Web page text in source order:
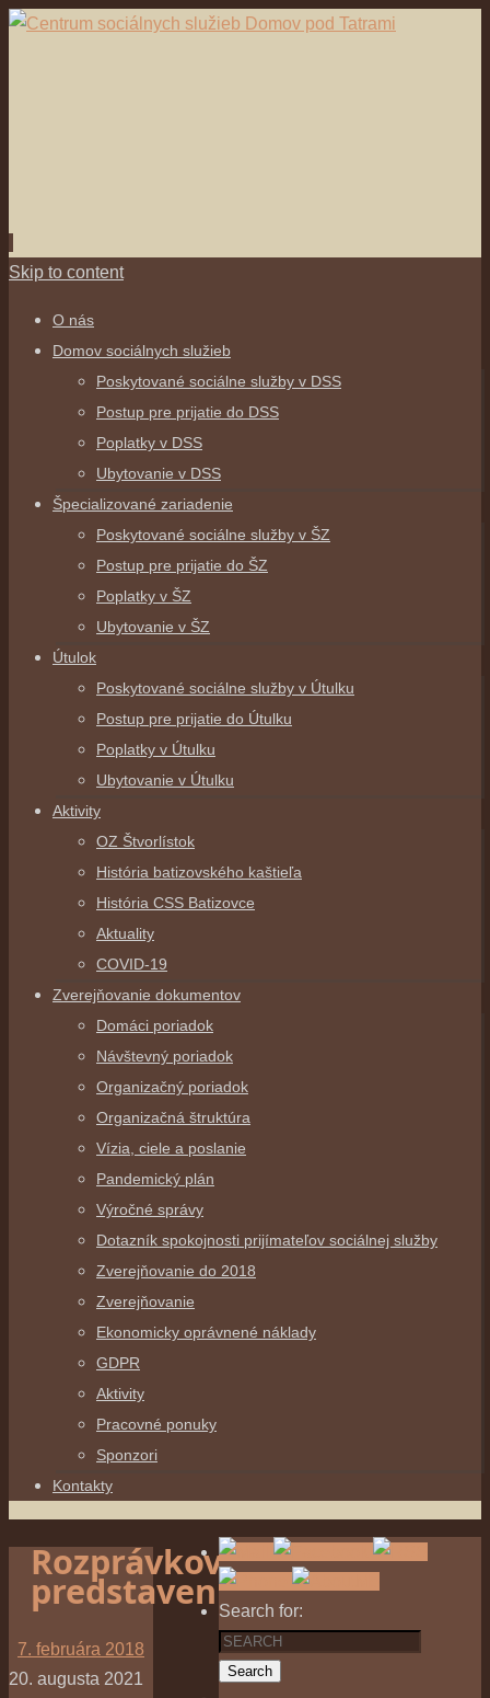
Skip to content
O nás
Domov sociálnych služieb
Poskytované sociálne služby v DSS
Postup pre prijatie do DSS
Poplatky v DSS
Ubytovanie v DSS
Špecializované zariadenie
Poskytované sociálne služby v ŠZ
Postup pre prijatie do ŠZ
Poplatky v ŠZ
Ubytovanie v ŠZ
Útulok
Poskytované sociálne služby v Útulku
Postup pre prijatie do Útulku
Poplatky v Útulku
Ubytovanie v Útulku
Aktivity
OZ Štvorlístok
História batizovského kaštieľa
História CSS Batizovce
Aktuality
COVID-19
Zverejňovanie dokumentov
Domáci poriadok
Návštevný poriadok
Organizačný poriadok
Organizačná štruktúra
Vízia, ciele a poslanie
Pandemický plán
Výročné správy
Dotazník spokojnosti prijímateľov sociálnej služby
Zverejňovanie do 2018
Zverejňovanie
Ekonomicky oprávnené náklady
GDPR
Aktivity
Pracovné ponuky
Sponzori
Kontakty
Rozprávkové
predstavenie
7. februára 2018
20. augusta 2021
Search for:
Search